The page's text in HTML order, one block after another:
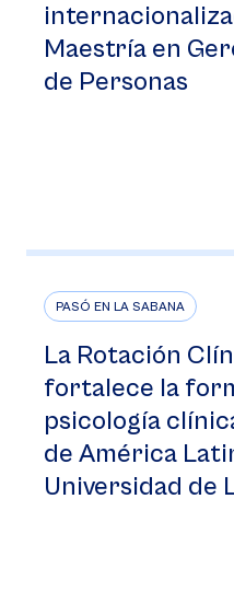
Maestría en
de Personas
PASÓ EN LA SABANA
La Rotación
fortalece la
psicología
de América
Universidad de